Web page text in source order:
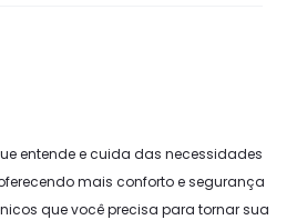
entende e cuida das necessidades
mais conforto e segurança
que você precisa para tornar sua